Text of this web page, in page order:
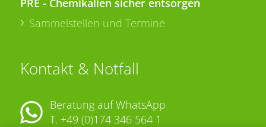
Sammelstellen und Termine
Kontakt & Notfall
Beratung auf WhatsApp
T. +49 (0)174 346 564 1